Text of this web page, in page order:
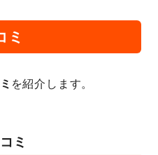
ミ
を紹介します。
ミ